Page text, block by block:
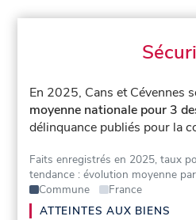
En 2025, Cans et Cévennes
moyenne nationale pour 3
délinquance publiés pour la
Faits enregistrés en 2025, taux
tendance : évolution moyenne
Commune
France
ATTEINTES AUX BIENS